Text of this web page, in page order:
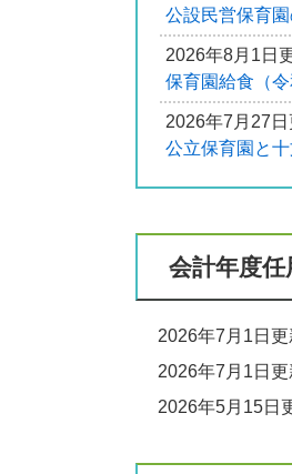
公設民営保育
2026年8月1日
保育園給食（令
2026年7月27
公立保育園と
2026年7月21
2026年7月13
保育園等への
こども誰でも
保育所等の職
会計年度
2026年7月1日更
2026年7月1日更
2026年5月15日